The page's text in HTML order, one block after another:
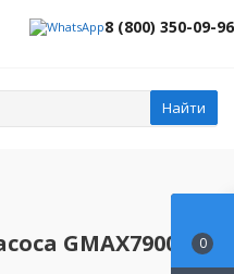
8 (800) 350-09-96
Найти
GMAX7900 0